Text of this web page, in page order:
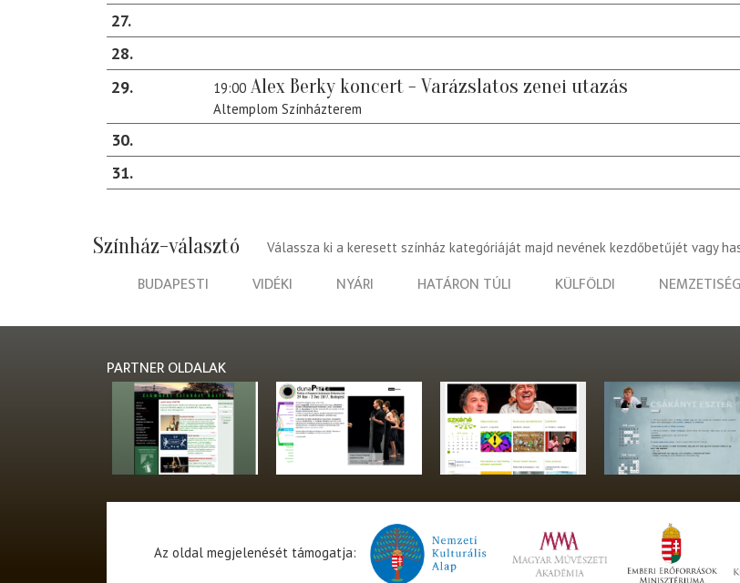
27
28
29
19:00 Alex Berky koncert - Varázslatos zenei utazás
Altemplom Színházterem
30
31
Színház-választó Válassza ki a keresett színház kategóriáját majd nevének kezdőbetűjét vagy
BUDAPESTI VIDÉKI NYÁRI HATÁRON TÚLI KÜLFÖLDI
PARTNER OLDALAK
Az oldal megjelenését támogatja: